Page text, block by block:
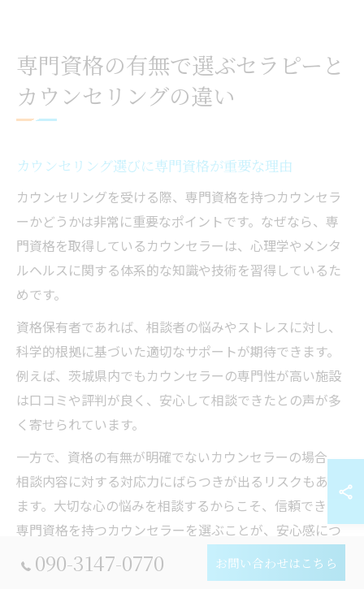
専門資格の有無で選ぶセラピーと
カウンセリングの違い
カウンセリング選びに専門資格が重要な理由
カウンセリングを受ける際、専門資格を持つカウンセラ
ーかどうかは非常に重要なポイントです。なぜなら、専
門資格を取得しているカウンセラーは、心理学やメンタ
ルヘルスに関する体系的な知識や技術を習得しているた
めです。
資格保有者であれば、相談者の悩みやストレスに対し、
科学的根拠に基づいた適切なサポートが期待できます。
例えば、茨城県内でもカウンセラーの専門性が高い施設
は口コミや評判が良く、安心して相談できたとの声が多
く寄せられています。
一方で、資格の有無が明確でないカウンセラーの場合、
相談内容に対する対応力にばらつきが出るリスクもあり
ます。大切な心の悩みを相談するからこそ、信頼できる
専門資格を持つカウンセラーを選ぶことが、安心感につ
ながります。
090-3147-0770 お問い合わせはこちら